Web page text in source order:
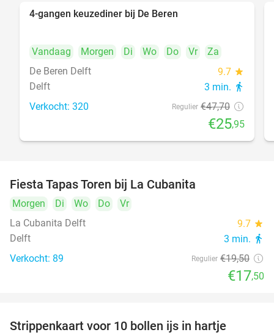
4-gangen keuzediner bij De Beren
Vandaag Morgen Di Wo Do Vr
Za
De Beren Delft
9.7 star
Delft 3 min. directions_walk
Verkocht: 320 Regulier €47,70
€25,95
Fiesta Tapas Toren bij La Cubanita
Morgen Di Wo Do
Vr
La Cubanita Delft
9.7 star
Delft 3 min. directions_walk
Verkocht: 89 Regulier €19,50
€17,50
Strippenkaart voor 10 bollen ijs in hartje